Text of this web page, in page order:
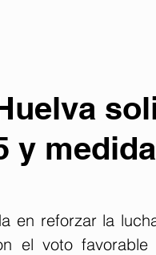
y
en reforzar la
el voto favorable